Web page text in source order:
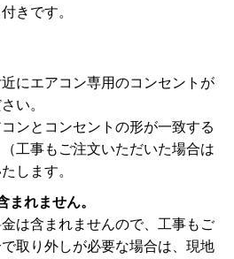
きです。
にエアコン専用のコンセントが
い。
ンとコンセントの形が一致する
工事もご注文いただいた場合は
します。
れません。
は含まれませんので、工事もご
取り外しが必要な場合は、現地